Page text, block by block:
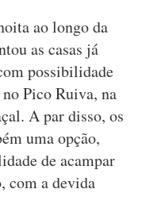
ao longo da
as casas já
possibilidade
Pico Ruiva, na
A par disso, os
uma opção,
de acampar
com a devida